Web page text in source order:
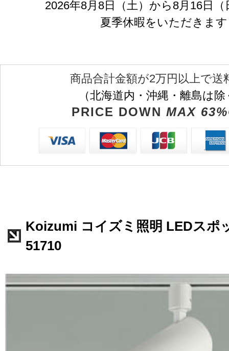
2026年8月8日（土）から8月16日
夏季休暇をいただきます
商品合計金額が2万円以上で送
（北海道内・沖縄・離島は
PRICE DOWN MAX
Koizumi コイズミ照明 LEDスポ
51710